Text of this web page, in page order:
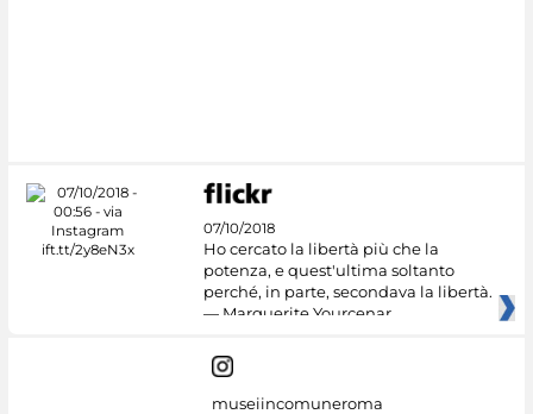
07/10/2018
Ho cercato la libertà più che la
potenza, e quest'ultima soltanto
perché, in parte, secondava la libertà.
— Marguerite Yourcenar
museiincomuneroma